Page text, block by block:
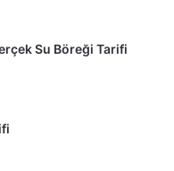
Su Böreği Tarifi